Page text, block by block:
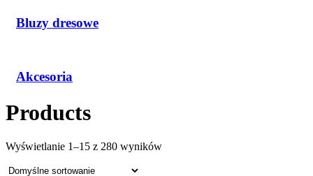
Bluzy dresowe
Akcesoria
Products
Wyświetlanie 1–15 z 280 wyników